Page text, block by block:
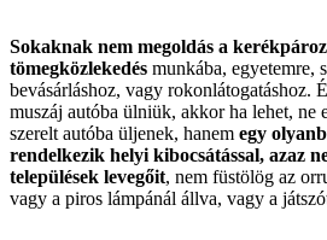
Sokaknak nem megoldás a
tömegközlekedés munkába, egyetemre,
bevásárláshoz, vagy rokonlátogatáshoz.
muszáj autóba ülniük, akkor ha lehet, ne
szerelt autóba üljenek, hanem egy
rendelkezik helyi kibocsátással, azaz
települések levegőit, nem füstölög az
vagy a piros lámpánál állva, vagy a